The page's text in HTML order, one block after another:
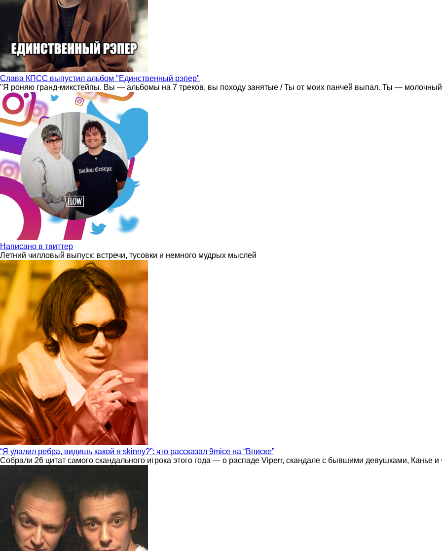
Слава КПСС выпустил альбом "Единственный рэпер"
"Я роняю гранд-микстейпы. Вы — альбомы на 7 треков, вы походу занятые / Ты от моих панчей выпал. Ты —
Написано в твиттер
Летний чилловый выпуск: встречи, тусовки и немного мудрых мыслей
“Я удалил ребра, видишь какой я skinny?”: что рассказал 9mice на “Вписке”
Собрали 26 цитат самого скандального игрока этого года — о распаде Viperr, скандале с бывшими девушками, Канье